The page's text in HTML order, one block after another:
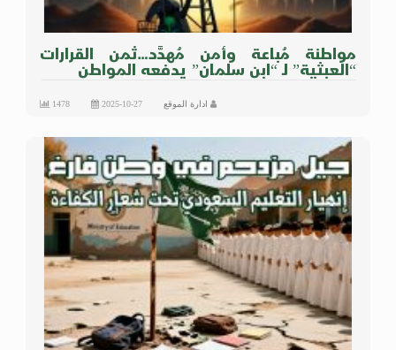
مواطنة مُباعة وأمن مُهدَّد…ثمن القرارات
“العبثية” لـ “ابن سلمان” يدفعه المواطن
ادارة الموقع 2025-10-27
1478